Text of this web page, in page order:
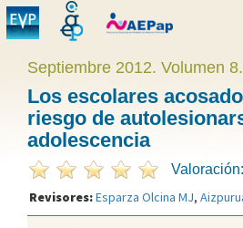
Septiembre 2012. Volumen
Los escolares
riesgo de
adolescencia
Revisores:Esparza Olcina MJ,